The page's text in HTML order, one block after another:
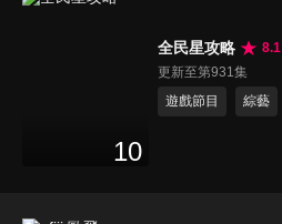
10
全民星攻略
8.1
更新至第931集
遊戲節目
綜藝